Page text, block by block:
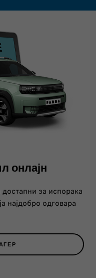
онлајн
достапни за испорака
најдобро одговара